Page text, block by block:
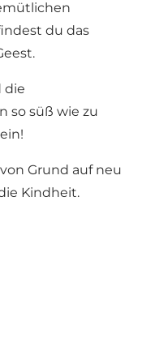
du das
die
so süß wie zu
Grund auf neu
Kindheit.